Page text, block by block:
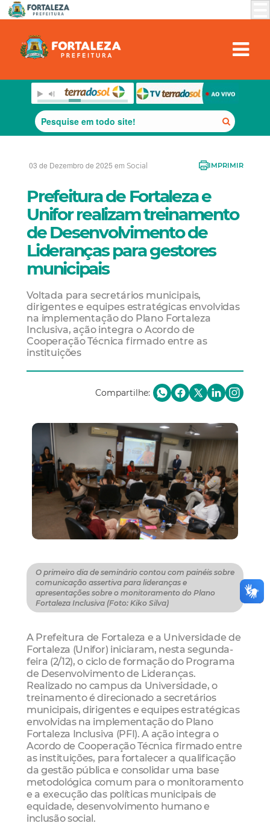
03 de Dezembro de 2025 em Social IMPRIMIR
Prefeitura de Fortaleza e
Unifor realizam treinamento
de Desenvolvimento de
Lideranças para gestores
municipais
Voltada para secretários municipais,
dirigentes e equipes estratégicas envolvidas
na implementação do Plano Fortaleza
Inclusiva, ação integra o Acordo de
Cooperação Técnica firmado entre as
instituições
Compartilhe:
O primeiro dia de seminário contou com painéis sobre
comunicação assertiva para lideranças e
apresentações sobre o monitoramento do Plano
Fortaleza Inclusiva (Foto: Kiko Silva)
A Prefeitura de Fortaleza e a Universidade de
Fortaleza (Unifor) iniciaram, nesta segunda-
feira (2/12), o ciclo de formação do Programa
de Desenvolvimento de Lideranças.
Realizado no campus da Universidade, o
treinamento é direcionado a secretários
municipais, dirigentes e equipes estratégicas
envolvidas na implementação do Plano
Fortaleza Inclusiva (PFI). A ação integra o
Acordo de Cooperação Técnica firmado entre
as instituições, para fortalecer a qualificação
da gestão pública e consolidar uma base
metodológica comum para o monitoramento
e a execução das políticas municipais de
equidade, desenvolvimento humano e
inclusão social.